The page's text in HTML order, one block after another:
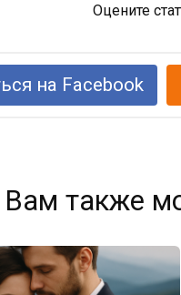
Оцените
на Facebook
Вам также